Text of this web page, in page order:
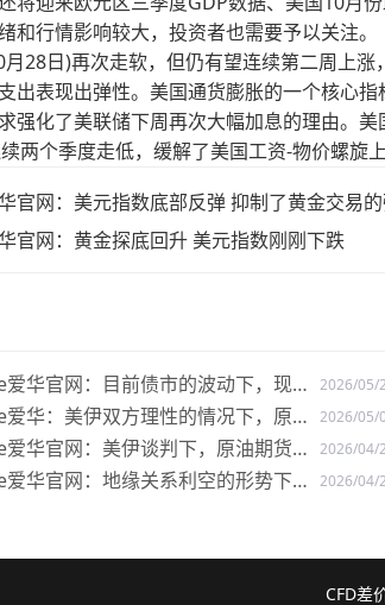
和行情影响较大，投资者也需要予以关注。
28日)再次走软，但仍有望连续第二周上
出表现出弹性。美国通货膨胀的一个核心
强化了美联储下周再次大幅加息的理由。
两个季度走低，缓解了美国工资-物价螺旋
官网：美元指数底部反弹 抑制了黄金交易
官网：黄金探底回升 美元指数刚刚下跌
华官网：目前债市的波动下，现货
荡走势
2026/05/
华：美伊双方理性的情况下，原油
2026/05/
华官网：美伊谈判下，原油期货价
2026/04/
华官网：地缘关系利空的形势下，
2026/04/
CFD差